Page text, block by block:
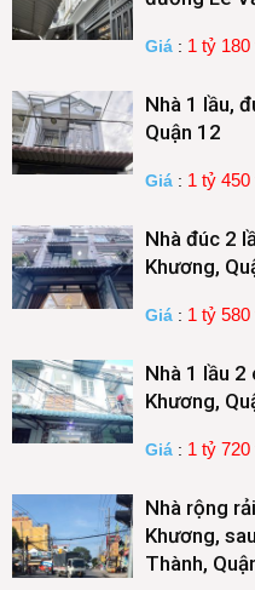
Giá : 1 tỷ 180
Nhà 1 lầu,
Quận 12
Giá : 1 tỷ 450
Nhà đúc 2
Khương,
Giá : 1 tỷ 580
Nhà 1 lầu 2
Khương,
Giá : 1 tỷ 720
Nhà rộng
Khương,
Thành,